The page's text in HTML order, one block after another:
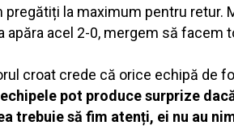
pregătiți la maximum pentru retur.
apăra acel 2-0, mergem să facem
croat crede că orice echipă de
echipele pot produce surprize
trebuie să fim atenți, ei nu au